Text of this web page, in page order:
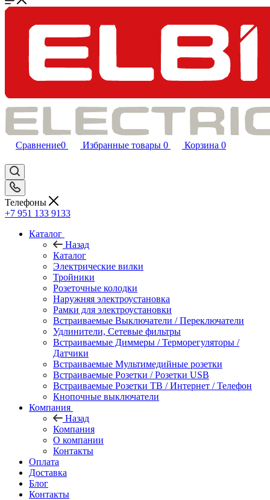
Сравнение0 Избранные товары 0 Корзина 0
Телефоны
+7 951 133 9133
Каталог
Назад
Каталог
Электрические вилки
Тройники
Розеточные колодки
Наружняя электроустановка
Рамки для электроустановки
Встраиваемые Выключатели / Переключатели
Удлинители, Сетевые фильтры
Встраиваемые Диммеры / Терморегуляторы /
Датчики
Встраиваемые Мультимедийные розетки
Встраиваемые Розетки / Розетки USB
Встраиваемые Розетки ТВ / Интернет / Телефон
Кнопочные выключатели
Компания
Назад
Компания
О компании
Контакты
Оплата
Доставка
Блог
Контакты